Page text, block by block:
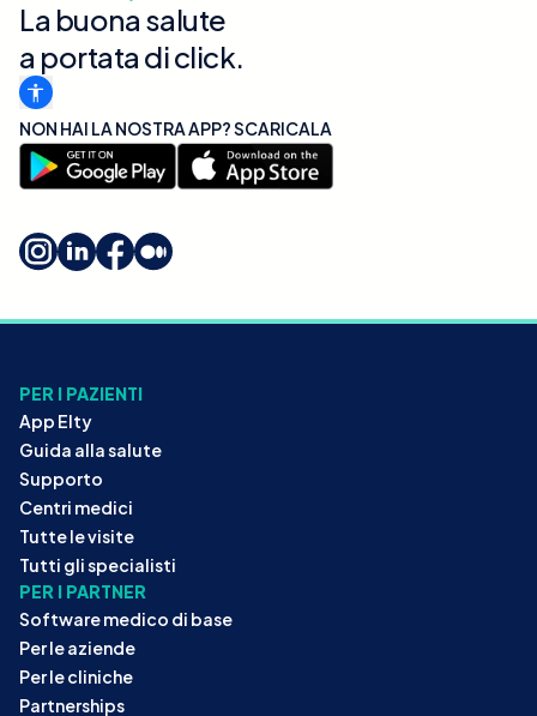
La buona salute
a portata di click.
NON HAI LA NOSTRA APP? SCARICALA
PER I PAZIENTI
App Elty
Guida alla salute
Supporto
Centri medici
Tutte le visite
Tutti gli specialisti
PER I PARTNER
Software medico di base
Per le aziende
Per le cliniche
Partnerships